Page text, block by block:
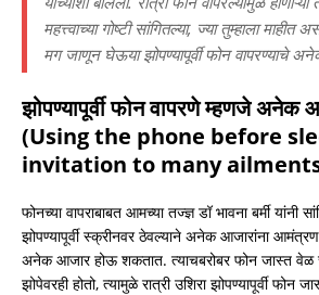
महत्त्वाच्या गोष्टी सांगितल्या, ज्या तुम्हाला
मग जाणून घेऊया झोपण्यापूर्वी फोन वापरण्याचे
झोपण्यापूर्वी फोन वापरणे म्हणजे अनेक
(Using the phone before
invitation to many
फोनच्या वापराबाबत आमच्या तज्ज्ञ डॉ भावना बर्मी यांनी
झोपण्यापूर्वी स्क्रीनवर ठेवल्याने अनेक आजारांना
अनेक आजार होऊ शकतात. त्याचबरोबर फोन जास्त वेळ
झोपेवरही होतो, त्यामुळे रात्री उशिरा झोपण्यापूर्वी